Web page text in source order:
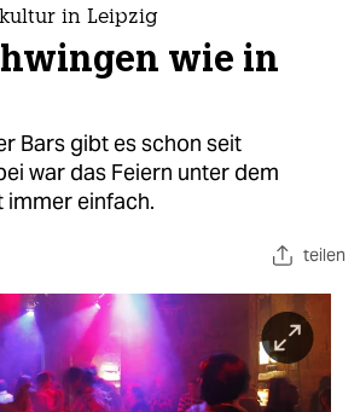
in Leipzig
wie in
Bars gibt es schon seit
war das Feiern unter dem
immer einfach.
teilen